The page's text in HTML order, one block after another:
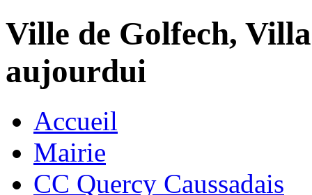
Ville de Golfech,
aujourdui
Accueil
Mairie
CC Quercy Caussadais